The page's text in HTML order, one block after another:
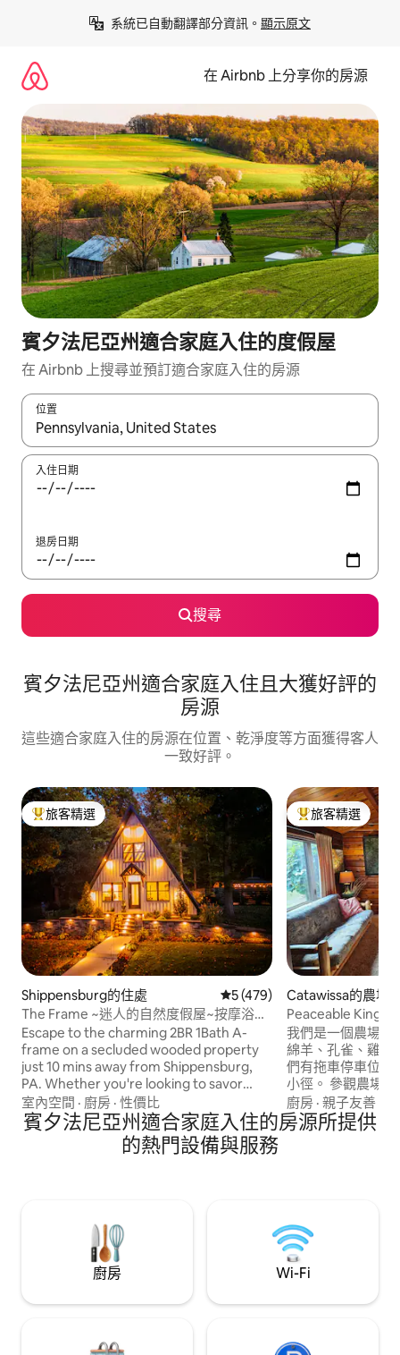
系統已自動翻譯部分資訊。 顯示原文
在 Airbnb 上分享你的房源
賓夕法尼亞州適合家庭入住的度假屋
在 Airbnb 上搜尋並預訂適合家庭入住的房源
位置
如有搜尋結果，瀏覽內容時請使用上下箭頭，或輕點、滑動裝置。
入住日期
退房日期
搜尋
賓夕法尼亞州適合家庭入住且大獲好評的
房源
這些適合家庭入住的房源在位置、乾淨度等方面獲得客人
一致好評。
旅客精選榜首
旅客精選
Shippensburg的住處 從 479 則評價中獲得 5 的平
5 (479)
The Frame ~迷人的自然度假屋~按摩浴池
~烤肉
Escape to the charming 2BR 1Bath A-
frame on a secluded wooded property
just 10 mins away from Shippensburg,
PA. Whether you're looking to savor
nature‘s tranquility from the luxurious
hot tub, share stories around the fire pit,
or explore picturesque Cumberland
Valley, this will be the ideal starting point
BBQ, Outdoor shower) *High-Speed Wi-
Fi *Free Parking *EV charger
室內空間 · 廚房 · 性價比
旅客精選榜首
旅客精選
Catawissa的農場
Peaceable
我們是一個農場，
綿羊、孔雀、雞、
們有拖車停車位。
小徑。 參觀農場
館老闆的藝術品。
林。 附近有
Park、
廚房 ·親子友善
賓夕法尼亞州適合家庭入住的房源所提供
的熱門設備與服務
廚房 Wi-Fi